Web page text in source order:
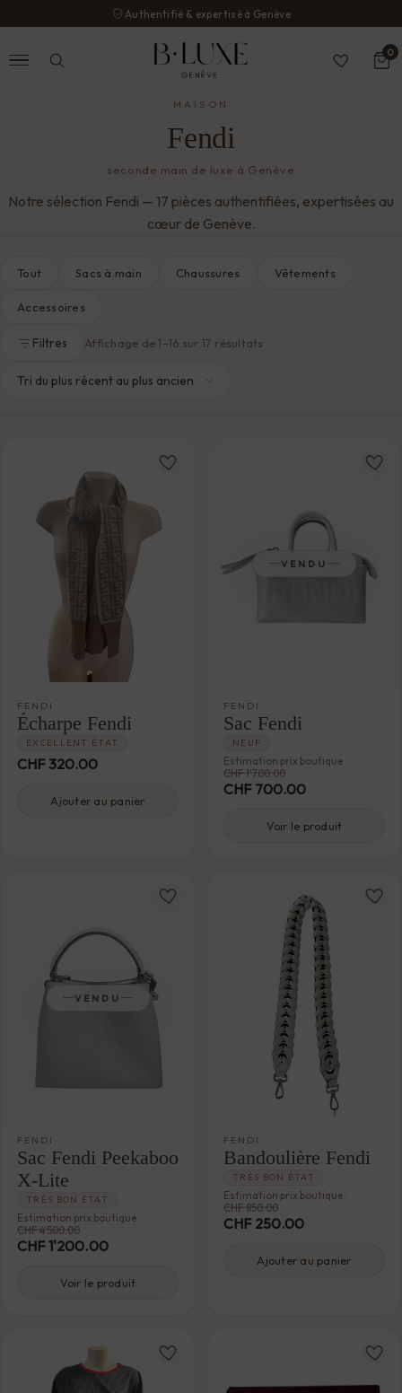
Authentifié & expertisé à Genève
0
MAISON
Fendi
seconde main de luxe à Genève
Notre sélection Fendi — 17 pièces authentifiées, expertisées au
cœur de Genève.
Tout Sacs à main Chaussures Vêtements
Accessoires
Filtres Affichage de 1–16 sur 17 résultats
FENDI
Écharpe Fendi
EXCELLENT ÉTAT
CHF 320.00
Ajouter au panier
VENDU
FENDI
Sac Fendi
NEUF
Estimation prix boutique :
CHF 1'700.00
CHF 700.00
Voir le produit
VENDU
FENDI
Sac Fendi Peekaboo
X-Lite
TRÈS BON ÉTAT
Estimation prix boutique :
CHF 4'500.00
CHF 1'200.00
Voir le produit
FENDI
Bandoulière Fendi
TRÈS BON ÉTAT
Estimation prix boutique :
CHF 850.00
CHF 250.00
Ajouter au panier